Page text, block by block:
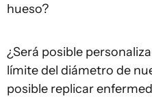
hueso?
¿Será posible
límite del diámetro de
posible replicar